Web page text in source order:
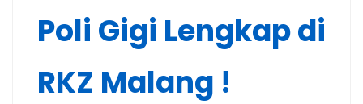
Poli Gigi Lengkap di
RKZ Malang !